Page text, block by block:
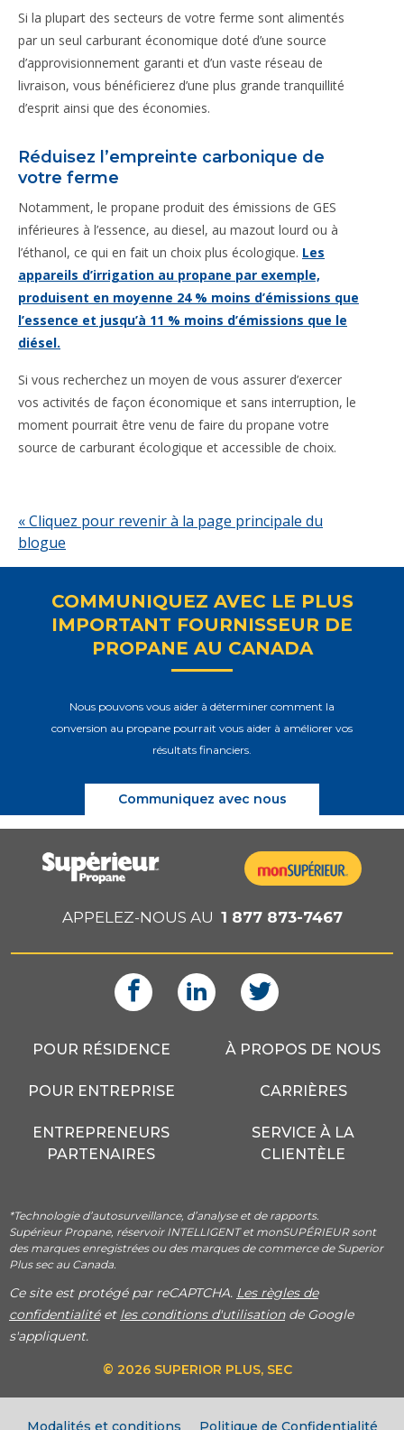
Si la plupart des secteurs de votre ferme sont alimentés
par un seul carburant économique doté d’une source
d’approvisionnement garanti et d’un vaste réseau de
livraison, vous bénéficierez d’une plus grande tranquillité
d’esprit ainsi que des économies.
Réduisez l’empreinte carbonique de
votre ferme
Notamment, le propane produit des émissions de GES
inférieures à l’essence, au diesel, au mazout lourd ou à
l’éthanol, ce qui en fait un choix plus écologique. Les
appareils d’irrigation au propane par exemple,
produisent en moyenne 24 % moins d’émissions que
l’essence et jusqu’à 11 % moins d’émissions que le
diésel.
Si vous recherchez un moyen de vous assurer d’exercer
vos activités de façon économique et sans interruption, le
moment pourrait être venu de faire du propane votre
source de carburant écologique et accessible de choix.
« Cliquez pour revenir à la page principale du
blogue
COMMUNIQUEZ AVEC LE PLUS
IMPORTANT FOURNISSEUR DE
PROPANE AU CANADA
Nous pouvons vous aider à déterminer comment la
conversion au propane pourrait vous aider à améliorer vos
résultats financiers.
Communiquez avec nous
APPELEZ-NOUS AU 1 877 873-7467
POUR RÉSIDENCE
POUR ENTREPRISE
ENTREPRENEURS
PARTENAIRES
À PROPOS DE NOUS
CARRIÈRES
SERVICE À LA
CLIENTÈLE
*Technologie d’autosurveillance, d’analyse et de rapports.
Supérieur Propane, réservoir INTELLIGENT et monSUPÉRIEUR sont
des marques enregistrées ou des marques de commerce de Superior
Plus sec au Canada.
Ce site est protégé par reCAPTCHA. Les règles de
confidentialitéet les conditions d'utilisationde Google
s'appliquent.
© 2026 SUPERIOR PLUS, SEC
Modalités et conditions Politique de Confidentialité